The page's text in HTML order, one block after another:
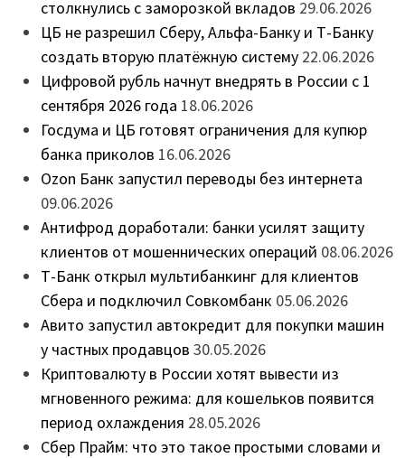
столкнулись с заморозкой вкладов 29.06.2026
ЦБ не разрешил Сберу, Альфа-Банку и Т-Банку
создать вторую платёжную систему 22.06.2026
Цифровой рубль начнут внедрять в России с 1
сентября 2026 года 18.06.2026
Госдума и ЦБ готовят ограничения для купюр
банка приколов 16.06.2026
Ozon Банк запустил переводы без интернета
09.06.2026
Антифрод доработали: банки усилят защиту
клиентов от мошеннических операций 08.06.2026
Т-Банк открыл мультибанкинг для клиентов
Сбера и подключил Совкомбанк 05.06.2026
Авито запустил автокредит для покупки машин
у частных продавцов 30.05.2026
Криптовалюту в России хотят вывести из
мгновенного режима: для кошельков появится
период охлаждения 28.05.2026
Сбер Прайм: что это такое простыми словами и